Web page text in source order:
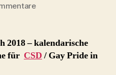
zu
CSD
2018
2018 – kalendarische
für CSD / Gay Pride in